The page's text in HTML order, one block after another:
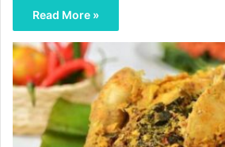
Read More »